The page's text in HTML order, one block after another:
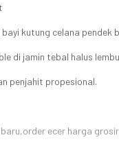
kutung celana pendek
di jamin tebal halus
penjahit propesional.
ecer harga grosir